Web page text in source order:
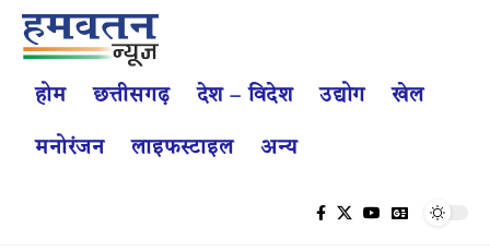
होम छत्तीसगढ़ देश – विदेश उद्योग खेल
मनोरंजन लाइफस्टाइल अन्य